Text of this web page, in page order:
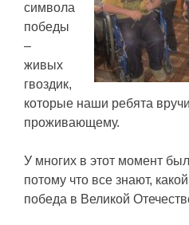
символа
победы
–
живых
гвоздик,
которые наши ребята
проживающему.
У многих в этот момент
потому что все знают,
победа в Великой